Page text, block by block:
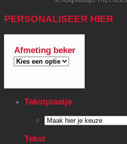
PERSONALISEER HIER
Afmeting beker
Tekstplaatje
Tekst